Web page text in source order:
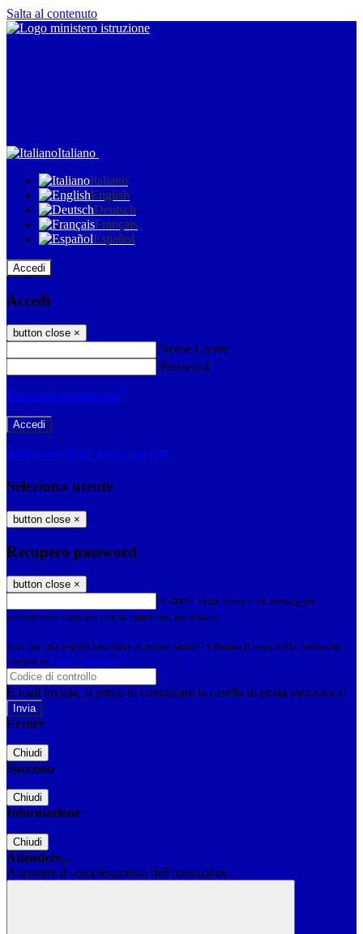
Salta al contenuto
Italiano
Italiano
English
Deutsch
Français
Español
Accedi
Accedi
button close ×
Nome Utente
Password
Password dimenticata?
-
Entra con SPID Entra con CIE
Seleziona utente
button close ×
Recupero password
button close ×
E-mail Verrà inviato un messaggio
all'indirizzo indicato con le istruzioni necessarie.
Non hai una e-mail associata al nome utente? Effettua il reset della password
tramite la Login Spaggiari
E-mail inviata, si prega di controllare la casella di posta elettronica!
Errore
Chiudi
Successo
Chiudi
Informazione
Chiudi
Attendere...
Attendere il completamento dell'operazione...